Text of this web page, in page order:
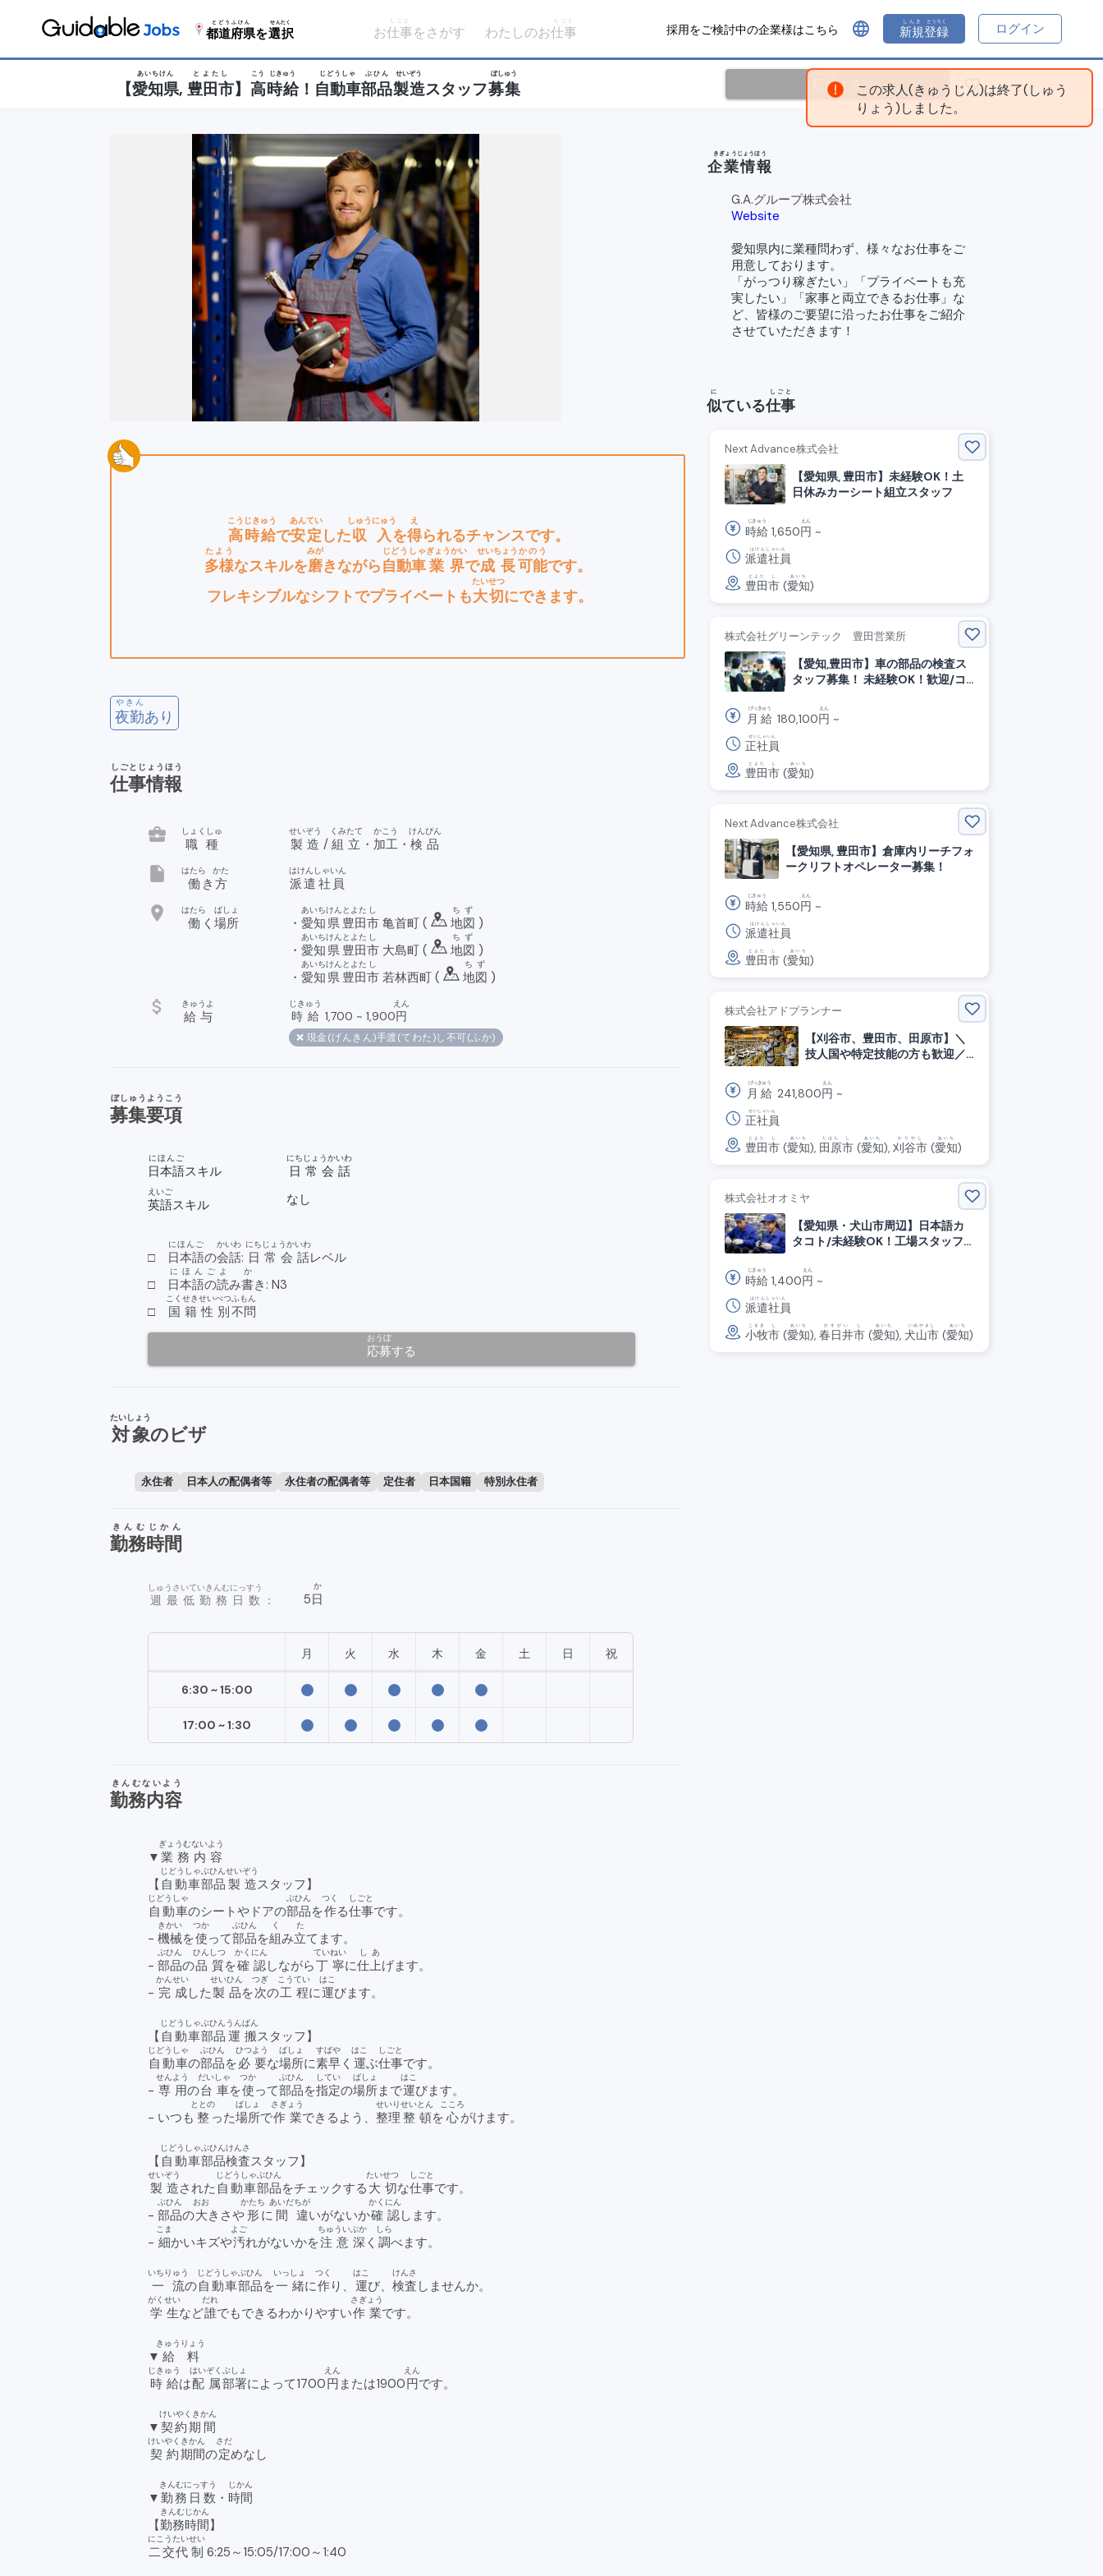
この求人(きゅうじん)は終了(しゅう
りょう)しました。
都道府県
とどうふけん
を選択
せんたく
お仕事
しごと
をさがす わたしのお仕事
しごと
採用をご検討中の企業様はこちら language 新規
しんき
登録
とうろく
ログイン
【愛知県
あいちけん
,豊田市
とよたし
】 高
こう
時給
じきゅう
！ 自動車
じどうしゃ
部品
ぶひん
製造
せいぞう
スタッフ募集
ぼしゅう
応募する
高
こう
時給
じきゅう
で安定
あんてい
した収入
しゅうにゅう
を得
え
られるチャンスです。
多様
たよう
なスキルを磨
みが
きながら自動車
じどうしゃ
業界
ぎょうかい
で成長
せいちょう
可能
かのう
です。
フレキシブルなシフトでプライベートも大切
たいせつ
にできます。
夜勤
やきん
あり
仕事情報
しごとじょうほう
business_center 職種
しょくしゅ
製造
せいぞう
/ 組立
くみたて
・ 加工
かこう
・ 検品
けんぴん
insert_drive_file 働
はたら
き 方
かた
派遣社員
はけんしゃいん
location_on 働
はたら
く場所
ばしょ
・ 愛知
あいち
県
けん
豊田
とよた
市
し
亀首町 ( 地図
ちず
)
・ 愛知
あいち
県
けん
豊田
とよた
市
し
大島町 ( 地図
ちず
)
・ 愛知
あいち
県
けん
豊田
とよた
市
し
若林西町 ( 地図
ちず
)
attach_money 給与
きゅうよ
時給
じきゅう
1,700 ~ 1,900円
えん
❌ 現金(げんきん)手渡(てわた)し不可(ふか)
募集要項
ぼしゅうようこう
日本語
にほんご
スキル 日常会話
にちじょうかいわ
英語
えいご
スキル なし
□ 日本語
にほんご
の会話
かいわ
: 日常会話
にちじょうかいわ
レベル
□ 日本語の
にほんご
読
よ
み書
か
き: N3
□ 国籍
こくせき
性別
せいべつ
不問
ふもん
応募
おうぼ
する
対象
たいしょう
のビザ
永住者 日本人の配偶者等 永住者の配偶者等 定住者 日本国籍 特別永住者
勤務時間
きんむじかん
週最低勤務日数
しゅうさいていきんむにっすう
： 5日
か
月 火 水 木 金 土 日 祝
6:30 ~ 15:00
17:00 ~ 1:30
勤務内容
きんむないよう
▼ 業務内容
ぎょうむないよう
【 自動車
じどうしゃ
部品
ぶひん
製造
せいぞう
スタッフ】
自動車
じどうしゃ
のシートやドアの部品
ぶひん
を作
つく
る仕事
しごと
です。
-機械
きかい
を使
つか
って部品
ぶひん
を組
く
み立
た
てます。
-部品
ぶひん
の品質
ひんしつ
を確認
かくにん
しながら丁寧
ていねい
に仕上
しあ
げます。
- 完成
かんせい
した製品
せいひん
を次
つぎ
の工程
こうてい
に運
はこ
びます。
【 自動車
じどうしゃ
部品
ぶひん
運搬
うんぱん
スタッフ】
自動車
じどうしゃ
の部品
ぶひん
を必要
ひつよう
な場所
ばしょ
に素早
すばや
く 運
はこ
ぶ仕事
しごと
です。
- 専用
せんよう
の台車
だいしゃ
を使
つか
って部品
ぶひん
を指定
してい
の場所
ばしょ
まで運
はこ
びます。
- いつも 整
ととの
った場所
ばしょ
で作業
さぎょう
できるよう、整理
せいり
整頓
せいとん
を 心
こころ
がけます。
【 自動車
じどうしゃ
部品
ぶひん
検査
けんさ
スタッフ】
製造
せいぞう
された 自動車
じどうしゃ
部品
ぶひん
をチェックする 大切
たいせつ
な仕事
しごと
です。
-部品
ぶひん
の大
おお
きさや形
かたち
に 間
あいだ
違
ちが
いがないか確認
かくにん
します。
- 細
こま
かいキズや汚
よご
れがないかを注意深
ちゅういぶか
く 調
しら
べます。
一流
いちりゅう
の自動車
じどうしゃ
部品
ぶひん
を一緒
いっしょ
に作
つく
り、 運
はこ
び、検査
けんさ
しませんか。
学生
がくせい
など誰
だれ
でもできるわかりやすい作業
さぎょう
です。
▼ 給料
きゅうりょう
時給
じきゅう
は配属
はいぞく
部署
ぶしょ
によって1700円
えん
または1900円
えん
です。
▼ 契約期間
けいやくきかん
契約
けいやく
期間
きかん
の定
さだ
めなし
▼ 勤務日数
きんむにっすう
・ 時間
じかん
【勤務
きんむ
時間
じかん
】
二交代
にこうたい
制
せい
6:25～15:05/17:00～1:40
企業情報
きぎょうじょうほう
G.A.グループ株式会社
Website
愛知県内に業種問わず、様々なお仕事をご
用意しております。
「がっつり稼ぎたい」「プライベートも充
実したい」「家事と両立できるお仕事」な
ど、皆様のご要望に沿ったお仕事をご紹介
させていただきます！
似
に
ている仕事
しごと
Next Advance株式会社
【愛知県, 豊田市】未経験OK！土
日休みカーシート組立スタッフ
時給
じきゅう
1,650円
えん
~
派遣社員
はけんしゃいん
豊田
とよた
市
し
(愛知
あいち
)
株式会社グリーンテック 豊田営業所
【愛知,豊田市】車の部品の検査ス
タッフ募集！ 未経験OK！歓迎/コ
月給
げっきゅう
180,100円
えん
~
正社員
せいしゃいん
豊田
とよた
市
し
(愛知
あいち
)
Next Advance株式会社
【愛知県, 豊田市】倉庫内リーチフォ
ークリフトオペレーター募集！
時給
じきゅう
1,550円
えん
~
派遣社員
はけんしゃいん
豊田
とよた
市
し
(愛知
あいち
)
株式会社アドプランナー
【刈谷市、豊田市、田原市】＼
技人国や特定技能の方も歓迎／
検・保守のお仕事
月給
げっきゅう
241,800円
えん
~
正社員
せいしゃいん
豊田
とよた
市
し
(愛知
あいち
), 田原
たはら
市
し
(愛知
あいち
),刈谷市
かりやし
(愛知
あいち
)
株式会社オオミヤ
【愛知県・犬山市周辺】日本語カ
タコト/未経験OK！工場スタッフ
夜勤ありで収入UPも可能◎
時給
じきゅう
1,400円
えん
~
派遣社員
はけんしゃいん
小牧
こまき
市
し
(愛知
あいち
),春日井
かすがい
市
し
(愛知
あいち
),犬山市
いぬやまし
(愛知
あいち
)